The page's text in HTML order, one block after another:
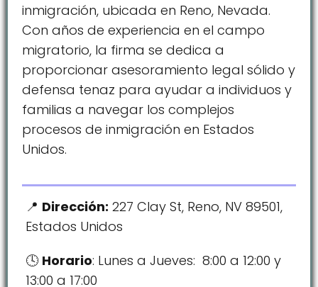
inmigración, ubicada en Reno, Nevada.
Con años de experiencia en el campo
migratorio, la firma se dedica a
proporcionar asesoramiento legal sólido y
defensa tenaz para ayudar a individuos y
familias a navegar los complejos
procesos de inmigración en Estados
Unidos.
Dirección: 227 Clay St, Reno, NV 89501,
Estados Unidos
Horario: Lunes a Jueves: 8:00 a 12:00 y
13:00 a 17:00